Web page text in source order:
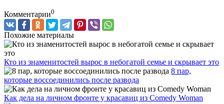
Комментарии0
Похожие материалы
Кто из знаменитостей вырос в небогатой семье и скрывает это
8 пар,
которые воссоединились после развода
Как дела на личном фронте у красавиц из Comedy Woman